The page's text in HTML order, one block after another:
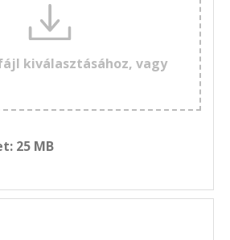
kiválasztásához, vagy
25 MB